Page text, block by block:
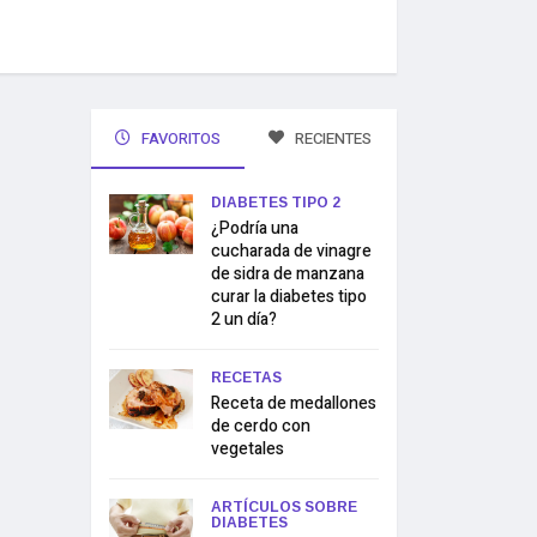
FAVORITOS RECIENTES
DIABETES TIPO 2
¿Podría una
cucharada de vinagre
de sidra de manzana
curar la diabetes tipo
2 un día?
RECETAS
Receta de medallones
de cerdo con
vegetales
ARTÍCULOS SOBRE
DIABETES